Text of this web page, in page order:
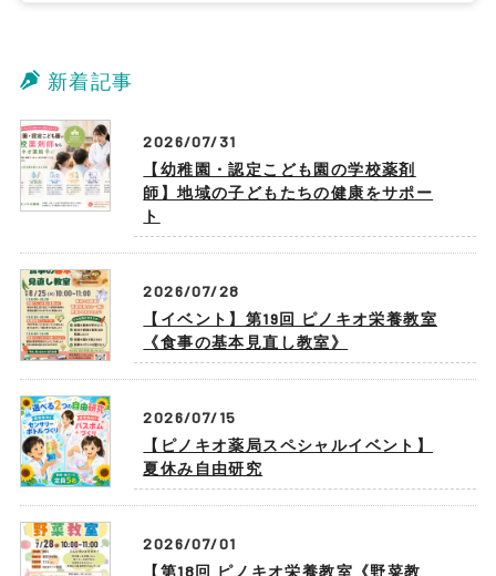
新着記事
2026/07/31
【幼稚園・認定こども園の学校薬剤
師】地域の子どもたちの健康をサポー
ト
2026/07/28
【イベント】第19回 ピノキオ栄養教室
《食事の基本見直し教室》
2026/07/15
【ピノキオ薬局スペシャルイベント】
夏休み自由研究
2026/07/01
【第18回 ピノキオ栄養教室《野菜教